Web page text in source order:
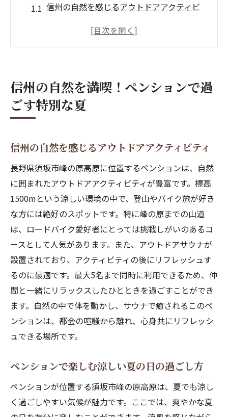
信州の自然を感じるアウトドアアクティビ
ペンションで楽しむ涼しい夏の日の過ごし
ペンション滞在で心に残る思い出作り
地域の特産品を味わうグルメ体験
涼しさと快適さを兼ね備えたペンション駐車場
の魅力
ペンション周辺の駐車環境とアクセス
駐車場完備で快適な旅をサポート
ロードバイク専用の駐車スペース
ペンション利用者のための便利な駐車サー
ビス
安心の駐車場設備とセキュリティ
駐車場利用で知っておきたいポイント
須坂市峰の原高原のペンションで味わうアウト
ドアサウナ体験
アウトドアサウナでリフレッシュ
自然の中で楽しむサウナの魅力
アウトドアサウナの利用方法と注意点
サウナで楽しむ心地よいひととき
信州の自然を満喫！ペンションで過
ごす特別な夏
信州の自然を感じるアウトドアアクティビティ
長野県須坂市峰の原高原に位置するペンションは、自然
に囲まれたアウトドアアクティビティが豊富です。標高
1500mという涼しい環境の中で、登山やバイク旅が好き
な方には絶好のスポットです。特に峰の原までの山道
は、ロードバイク愛好者にとっては挑戦しがいのあるコ
ースとして人気があります。また、アウトドアサウナが
設置されており、アクティビティの後にリフレッシュす
るのに最適です。最大5名まで同時に利用できるため、仲
間と一緒にリラックスしたひとときを過ごすことができ
ます。自然の中で体を動かし、サウナで癒されるこのペ
ンションは、都会の喧騒から離れ、心身共にリフレッシ
ュできる場所です。
ペンションで楽しむ涼しい夏の日の過ごし方
ペンションが位置する須坂市峰の原高原は、夏でも涼し
く過ごしやすい気候が魅力です。ここでは、爽やかな夏